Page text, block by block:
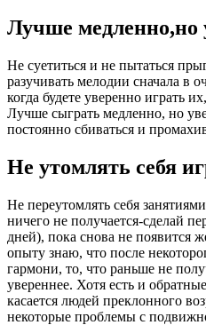
Лучше медленно,но
Не суетиться и не пытаться
разучивать мелодии сначала в
когда будете уверенно играть
Лучше сыграть медленно, но
постоянно сбиваться и
Не утомлять себя
Не переутомлять себя
ничего не получается-сделай
дней), пока снова не появится
опыту знаю, что после
гармони, то, что раньше не
увереннее. Хотя есть и
касается людей преклонного
некоторые проблемы с